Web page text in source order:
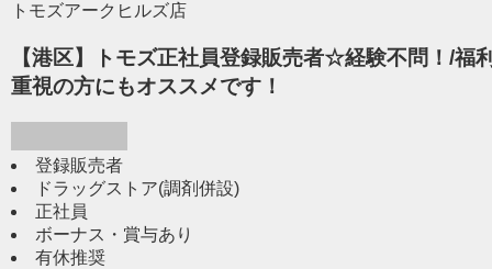
トモズアークヒルズ店
【港区】トモズ正社員登録販売者☆経験不問！/
重視の方にもオススメです！
登録販売者
ドラッグストア(調剤併設)
正社員
ボーナス・賞与あり
有休推奨